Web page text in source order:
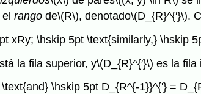
rango de\(R\), denotado\(D_{R}^{′}\).
xRy; \hskip 5pt \text{similarly,} \hskip
la fila superior, y\(D_{R}^{′}\) es la fila
\hskip 5pt D_{R^{-1}}^{'} =